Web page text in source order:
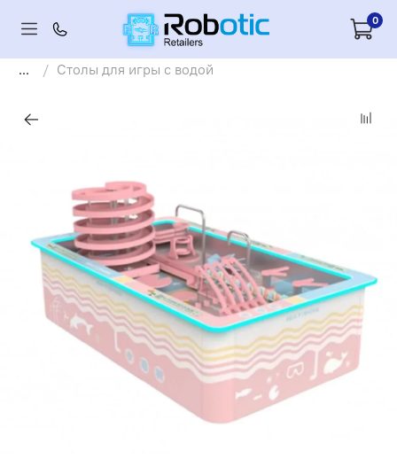
0
... Столы для игры с водой